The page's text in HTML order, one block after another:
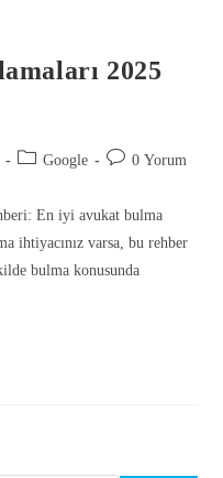
2025
Google 0 Yorum
En iyi avukat bulma
ihtiyacınız varsa, bu rehber
bulma konusunda